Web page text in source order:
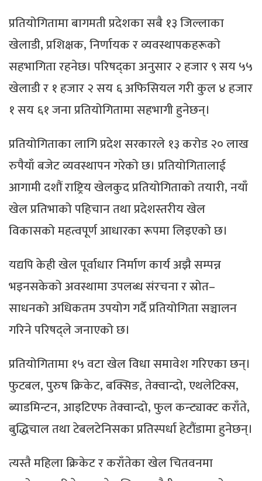
प्रतियोगितामा बागमती प्रदेशका सबै १३ जिल्लाका
खेलाडी, प्रशिक्षक, निर्णायक र व्यवस्थापकहरूको
सहभागिता रहनेछ। परिषद्का अनुसार २ हजार ९ सय ५५
खेलाडी र १ हजार २ सय ६ अफिसियल गरी कुल ४ हजार
१ सय ६१ जना प्रतियोगितामा सहभागी हुनेछन्।
प्रतियोगिताका लागि प्रदेश सरकारले १३ करोड २० लाख
रुपैयाँ बजेट व्यवस्थापन गरेको छ। प्रतियोगितालाई
आगामी दशौं राष्ट्रिय खेलकुद प्रतियोगिताको तयारी, नयाँ
खेल प्रतिभाको पहिचान तथा प्रदेशस्तरीय खेल
विकासको महत्वपूर्ण आधारका रूपमा लिइएको छ।
यद्यपि केही खेल पूर्वाधार निर्माण कार्य अझै सम्पन्न
भइनसकेको अवस्थामा उपलब्ध संरचना र स्रोत–
साधनको अधिकतम उपयोग गर्दै प्रतियोगिता सञ्चालन
गरिने परिषद्ले जनाएको छ।
प्रतियोगितामा १५ वटा खेल विधा समावेश गरिएका छन्।
फुटबल, पुरुष क्रिकेट, बक्सिङ, तेक्वान्दो, एथलेटिक्स,
ब्याडमिन्टन, आइटिएफ तेक्वान्दो, फुल कन्ट्याक्ट कराँते,
बुद्धिचाल तथा टेबलटेनिसका प्रतिस्पर्धा हेटौंडामा हुनेछन्।
त्यस्तै महिला क्रिकेट र कराँतेका खेल चितवनमा